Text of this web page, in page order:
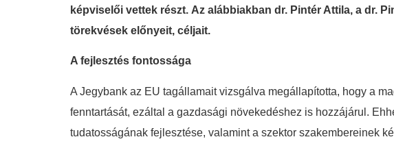
képviselői vettek részt. Az alábbiakban dr. Pintér Attila, a dr.
törekvések előnyeit, céljait.
A fejlesztés fontossága
A Jegybank az EU tagállamait vizsgálva megállapította, hogy a
fenntartását, ezáltal a gazdasági növekedéshez is hozzájárul.
tudatosságának fejlesztése, valamint a szektor szakembereinek